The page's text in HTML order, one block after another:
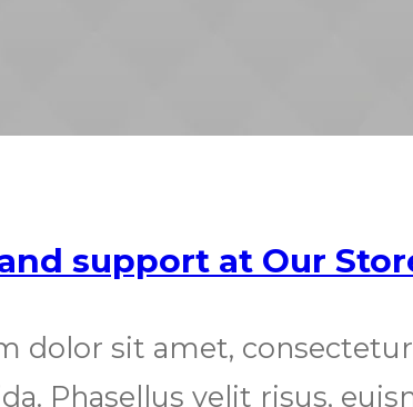
support at Our
dolor sit amet,
Phasellus velit risus,